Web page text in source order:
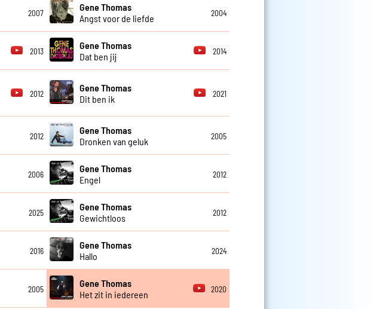
2007
Gene Thomas
Angst voor de liefde
2004
2013
Gene Thomas
Dat ben jij
2014
2012
Gene Thomas
Dit ben ik
2021
2012
Gene Thomas
Dronken van geluk
2005
2006
Gene Thomas
Engel
2012
2025
Gene Thomas
Gewichtloos
2012
2016
Gene Thomas
Hallo
2024
2005
Gene Thomas
Het zit in iedereen
2020